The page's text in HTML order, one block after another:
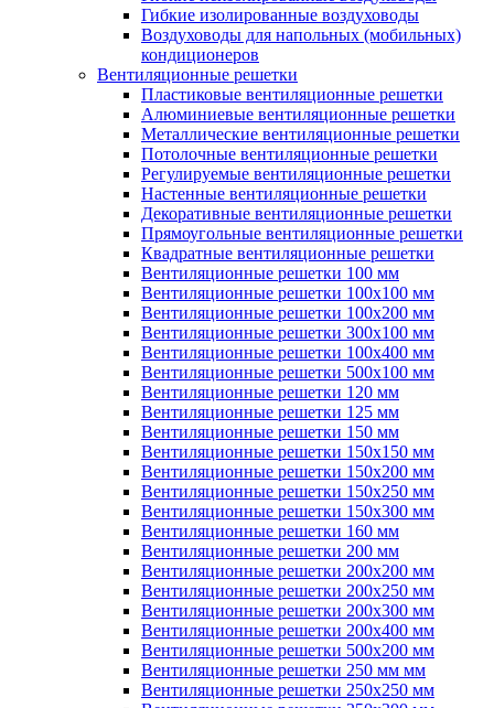
Гибкие изолированные воздуховоды
Воздуховоды для напольных (мобильных)
кондиционеров
Вентиляционные решетки
Пластиковые вентиляционные решетки
Алюминиевые вентиляционные решетки
Металлические вентиляционные решетки
Потолочные вентиляционные решетки
Регулируемые вентиляционные решетки
Настенные вентиляционные решетки
Декоративные вентиляционные решетки
Прямоугольные вентиляционные решетки
Квадратные вентиляционные решетки
Вентиляционные решетки 100 мм
Вентиляционные решетки 100х100 мм
Вентиляционные решетки 100х200 мм
Вентиляционные решетки 300х100 мм
Вентиляционные решетки 100х400 мм
Вентиляционные решетки 500х100 мм
Вентиляционные решетки 120 мм
Вентиляционные решетки 125 мм
Вентиляционные решетки 150 мм
Вентиляционные решетки 150х150 мм
Вентиляционные решетки 150х200 мм
Вентиляционные решетки 150х250 мм
Вентиляционные решетки 150х300 мм
Вентиляционные решетки 160 мм
Вентиляционные решетки 200 мм
Вентиляционные решетки 200х200 мм
Вентиляционные решетки 200х250 мм
Вентиляционные решетки 200х300 мм
Вентиляционные решетки 200х400 мм
Вентиляционные решетки 500х200 мм
Вентиляционные решетки 250 мм мм
Вентиляционные решетки 250х250 мм